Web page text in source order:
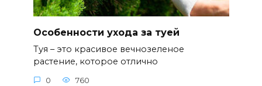
Особенности ухода за туей
Туя – это красивое вечнозеленое
растение, которое отлично
0 760